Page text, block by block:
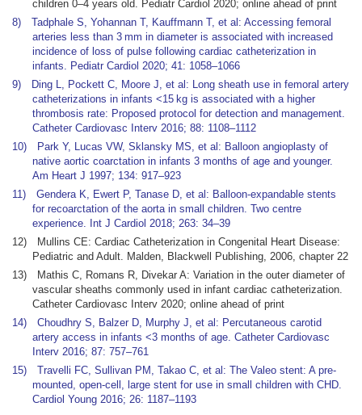
children 0–4 years old. Pediatr Cardiol 2020; online ahead of print
8) Tadphale S, Yohannan T, Kauffmann T, et al: Accessing femoral
arteries less than 3 mm in diameter is associated with increased
incidence of loss of pulse following cardiac catheterization in
infants. Pediatr Cardiol 2020; 41: 1058–1066
9) Ding L, Pockett C, Moore J, et al: Long sheath use in femoral artery
catheterizations in infants <15 kg is associated with a higher
thrombosis rate: Proposed protocol for detection and management.
Catheter Cardiovasc Interv 2016; 88: 1108–1112
10) Park Y, Lucas VW, Sklansky MS, et al: Balloon angioplasty of
native aortic coarctation in infants 3 months of age and younger.
Am Heart J 1997; 134: 917–923
11) Gendera K, Ewert P, Tanase D, et al: Balloon-expandable stents
for recoarctation of the aorta in small children. Two centre
experience. Int J Cardiol 2018; 263: 34–39
12) Mullins CE: Cardiac Catheterization in Congenital Heart Disease:
Pediatric and Adult. Malden, Blackwell Publishing, 2006, chapter 22
13) Mathis C, Romans R, Divekar A: Variation in the outer diameter of
vascular sheaths commonly used in infant cardiac catheterization.
Catheter Cardiovasc Interv 2020; online ahead of print
14) Choudhry S, Balzer D, Murphy J, et al: Percutaneous carotid
artery access in infants <3 months of age. Catheter Cardiovasc
Interv 2016; 87: 757–761
15) Travelli FC, Sullivan PM, Takao C, et al: The Valeo stent: A pre-
mounted, open-cell, large stent for use in small children with CHD.
Cardiol Young 2016; 26: 1187–1193